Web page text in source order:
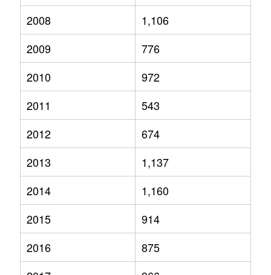
2008
1,106
2009
776
2010
972
2011
543
2012
674
2013
1,137
2014
1,160
2015
914
2016
875